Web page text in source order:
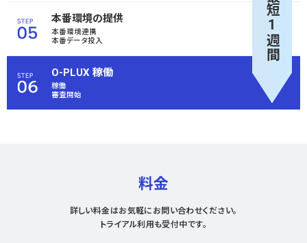
本番環境の提供
本番環境連携
本番データ投入
O-PLUX 稼働
稼働
審査開始
最短1週間
料金
詳しい料金はお気軽にお問い合わせください。
トライアル利用も受付中です。